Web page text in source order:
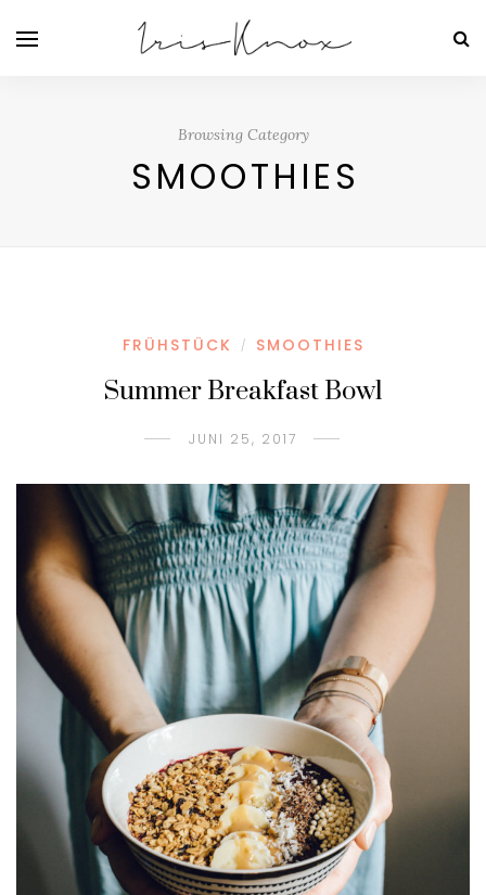
Browsing Category
SMOOTHIES
FRÜHSTÜCK / SMOOTHIES
Summer Breakfast Bowl
JUNI 25, 2017